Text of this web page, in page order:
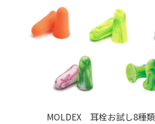
MOLDEX 耳栓お試し8種